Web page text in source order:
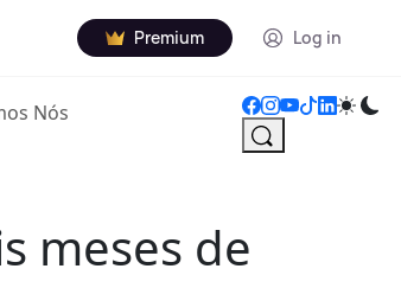
Premium Log in
Nós
meses de